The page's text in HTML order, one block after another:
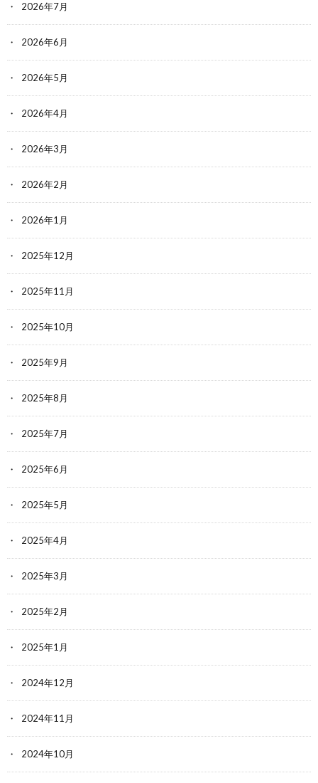
2026年7月
2026年6月
2026年5月
2026年4月
2026年3月
2026年2月
2026年1月
2025年12月
2025年11月
2025年10月
2025年9月
2025年8月
2025年7月
2025年6月
2025年5月
2025年4月
2025年3月
2025年2月
2025年1月
2024年12月
2024年11月
2024年10月